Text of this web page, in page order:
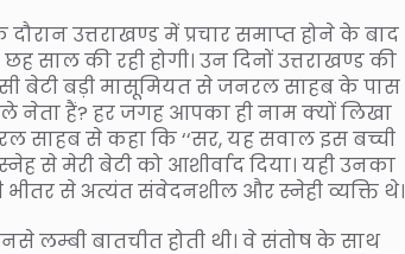
उत्तराखण्ड में प्रचार समाप्त होने के बाद
साल की रही होगी। उन दिनों उत्तराखण्ड की
सी बेटी बड़ी मासूमियत से जनरल साहब के पास
नेता हैं? हर जगह आपका ही नाम क्यों लिखा
साहब से कहा कि ‘‘सर, यह सवाल इस बच्ची
से मेरी बेटी को आशीर्वाद दिया। यही उनका
से अत्यंत संवेदनशील और स्नेही व्यक्ति थे।
लम्बी बातचीत होती थी। वे संतोष के साथ